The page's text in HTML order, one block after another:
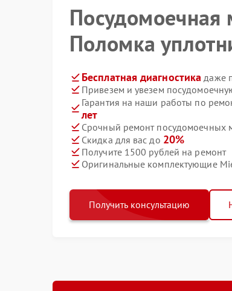
Поломка
Бесплатная диагностика даже
Привезем и увезем
Гарантия на наши работы по
лет
Срочный ремонт посудомоечных
Скидка для вас до 20%
Получите 1500 рублей на ремонт
Оригинальные комплектующие
Получить консультацию